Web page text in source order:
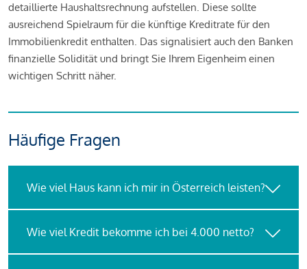
detaillierte Haushaltsrechnung aufstellen. Diese sollte
ausreichend Spielraum für die künftige Kreditrate für den
Immobilienkredit enthalten. Das signalisiert auch den Banken
finanzielle Solidität und bringt Sie Ihrem Eigenheim einen
wichtigen Schritt näher.
Häufige Fragen
Wie viel Haus kann ich mir in Österreich leisten?
Wie viel Kredit bekomme ich bei 4.000 netto?